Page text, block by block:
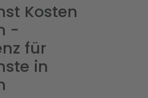
Kosten
-
für
in